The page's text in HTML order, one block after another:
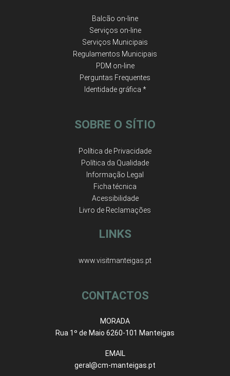
Balcão on-line
Serviços on-line
Serviços Municipais
Regulamentos Municipais
PDM on-line
Perguntas Frequentes
Identidade gráfica *
SOBRE O SÍTIO
Política de Privacidade
Política da Qualidade
Informação Legal
Ficha técnica
Acessibilidade
Livro de Reclamações
LINKS
www.visitmanteigas.pt
CONTACTOS
MORADA
Rua 1º de Maio 6260-101 Manteigas
EMAIL
geral@cm-manteigas.pt